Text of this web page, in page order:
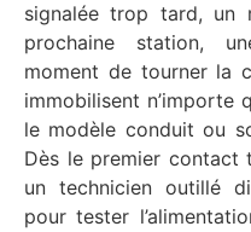
signalée trop tard, un
prochaine station,
moment de tourner la
immobilisent n’importe
le modèle conduit ou
Dès le premier contact
un technicien outillé
pour tester